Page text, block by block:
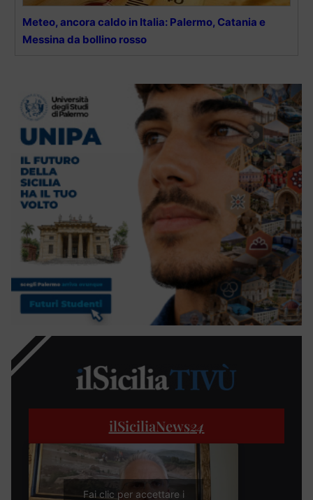
Meteo, ancora caldo in Italia: Palermo, Catania e
Messina da bollino rosso
ilSiciliaNews24
Fai clic per accettare i